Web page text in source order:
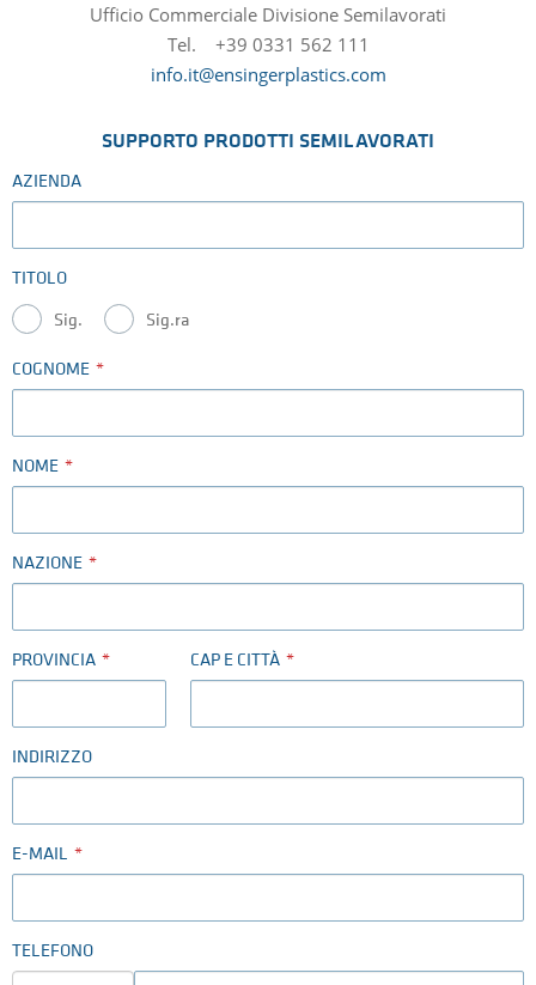
Ufficio Commerciale Divisione Semilavorati
Tel. +39 0331 562 111
info.it@ensingerplastics.com
SUPPORTO PRODOTTI SEMILAVORATI
AZIENDA
TITOLO
Sig. Sig.ra
COGNOME
NOME
NAZIONE
PROVINCIA CAP E CITTÀ
INDIRIZZO
E-MAIL
TELEFONO